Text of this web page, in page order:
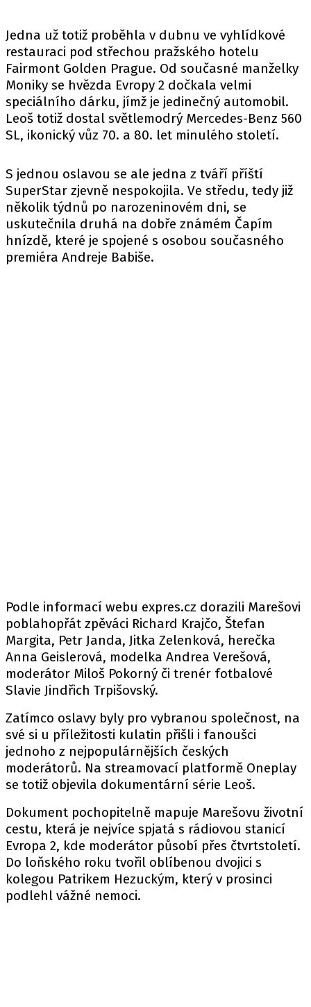
Jedna už totiž proběhla v dubnu ve vyhlídkové
restauraci pod střechou pražského hotelu
Fairmont Golden Prague. Od současné manželky
Moniky se hvězda Evropy 2 dočkala velmi
speciálního dárku, jímž je jedinečný automobil.
Leoš totiž dostal světlemodrý Mercedes-Benz 560
SL, ikonický vůz 70. a 80. let minulého století.
S jednou oslavou se ale jedna z tváří příští
SuperStar zjevně nespokojila. Ve středu, tedy již
několik týdnů po narozeninovém dni, se
uskutečnila druhá na dobře známém Čapím
hnízdě, které je spojené s osobou současného
premiéra Andreje Babiše.
Podle informací webu expres.cz dorazili Marešovi
poblahopřát zpěváci Richard Krajčo, Štefan
Margita, Petr Janda, Jitka Zelenková, herečka
Anna Geislerová, modelka Andrea Verešová,
moderátor Miloš Pokorný či trenér fotbalové
Slavie Jindřich Trpišovský.
Zatímco oslavy byly pro vybranou společnost, na
své si u příležitosti kulatin přišli i fanoušci
jednoho z nejpopulárnějších českých
moderátorů. Na streamovací platformě Oneplay
se totiž objevila dokumentární série Leoš.
Dokument pochopitelně mapuje Marešovu životní
cestu, která je nejvíce spjatá s rádiovou stanicí
Evropa 2, kde moderátor působí přes čtvrtstoletí.
Do loňského roku tvořil oblíbenou dvojici s
kolegou Patrikem Hezuckým, který v prosinci
podlehl vážné nemoci.